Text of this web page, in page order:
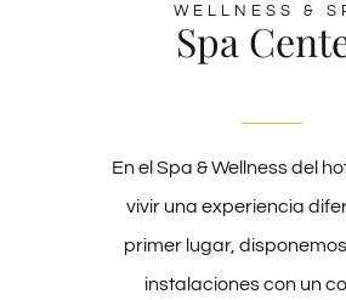
WELLNESS &
Spa
En el Spa & Wellness del
vivir una experiencia
primer lugar,
instalaciones con un